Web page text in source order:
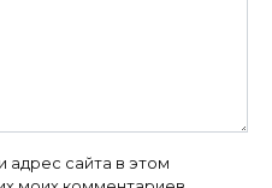
адрес сайта в этом